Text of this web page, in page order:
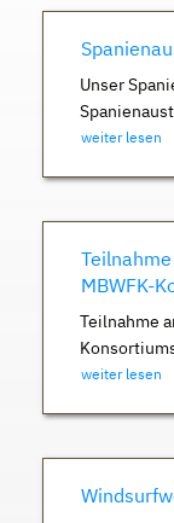
Unser
weiter lesen
MBWFK-
Teilnahme
weiter lesen